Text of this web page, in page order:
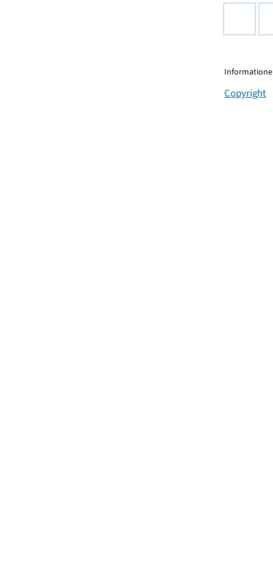
Copyright